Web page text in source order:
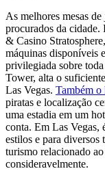
As melhores mesas
procurados da cidade.
& Casino
máquinas disponíveis
privilegiada sobre
Tower, alta o
Las Vegas. Também o
piratas e localização
uma estadia em um
conta. Em Las Vegas,
estilos e para
turismo relacionado
consideravelmente.